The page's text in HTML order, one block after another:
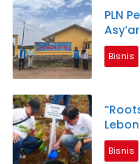
PLN
Bisnis
Bisnis